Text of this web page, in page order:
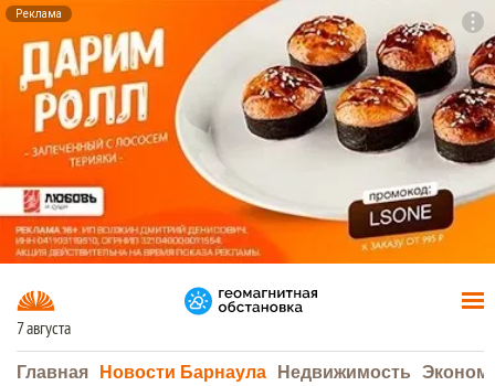
Реклама
7 августа
Главная Новости Барнаула Недвижимость